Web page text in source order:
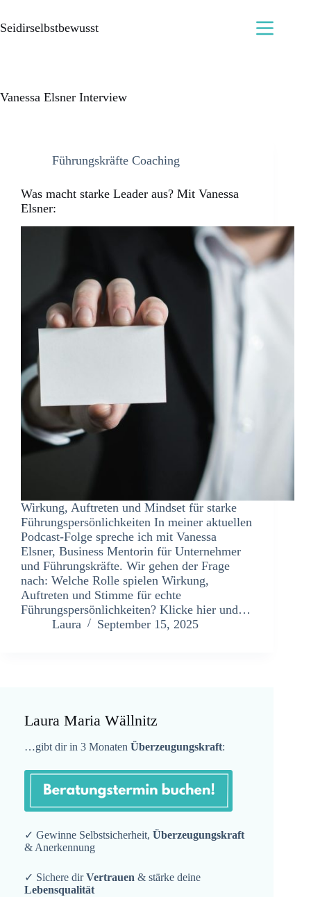
Seidirselbstbewusst
Vanessa Elsner Interview
Führungskräfte Coaching
Was macht starke Leader aus? Mit Vanessa
Elsner:
Wirkung, Auftreten und Mindset für starke
Führungspersönlichkeiten In meiner aktuellen
Podcast-Folge spreche ich mit Vanessa
Elsner, Business Mentorin für Unternehmer
und Führungskräfte. Wir gehen der Frage
nach: Welche Rolle spielen Wirkung,
Auftreten und Stimme für echte
Führungspersönlichkeiten? Klicke hier und…
Laura
September 15, 2025
Laura Maria Wällnitz
…gibt dir in 3 Monaten Überzeugungskraft:
✓ Gewinne Selbstsicherheit, Überzeugungskraft
& Anerkennung
✓ Sichere dirVertrauen & stärke deine
Lebensqualität